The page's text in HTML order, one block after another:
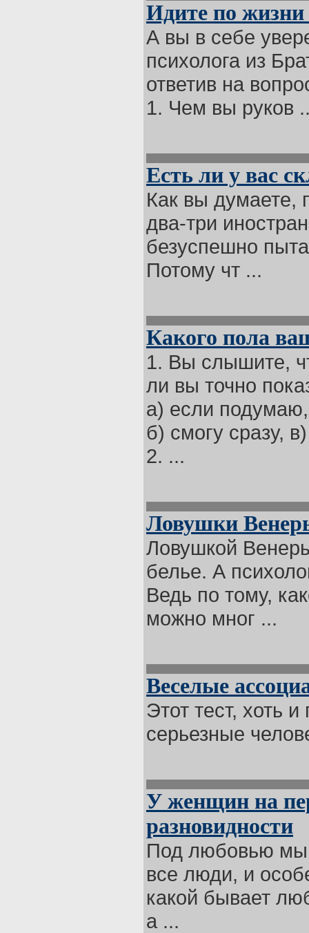
Идите по жизни
А вы в себе
психолога из
ответив на
1. Чем вы руков
Есть ли у вас
Как вы думаете,
два-три
безуспешно
Потому чт ...
Какого пола
1. Вы слышите,
ли вы точно
а) если подумаю,
б) смогу сразу,
2. ...
Ловушки
Ловушкой
белье. А
Ведь по тому,
можно мног ...
Веселые
Этот тест, хоть
серьезные
У женщин на
разновидности
Под любовью мы
все люди, и
какой бывает
а ...